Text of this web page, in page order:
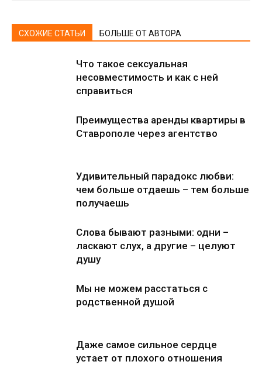
СХОЖИЕ СТАТЬИ БОЛЬШЕ ОТ АВТОРА
Что такое сексуальная
несовместимость и как с ней
справиться
Преимущества аренды квартиры в
Ставрополе через агентство
Удивительный парадокс любви:
чем больше отдаешь – тем больше
получаешь
Слова бывают разными: одни –
ласкают слух, а другие – целуют
душу
Мы не можем расстаться с
родственной душой
Даже самое сильное сердце
устает от плохого отношения